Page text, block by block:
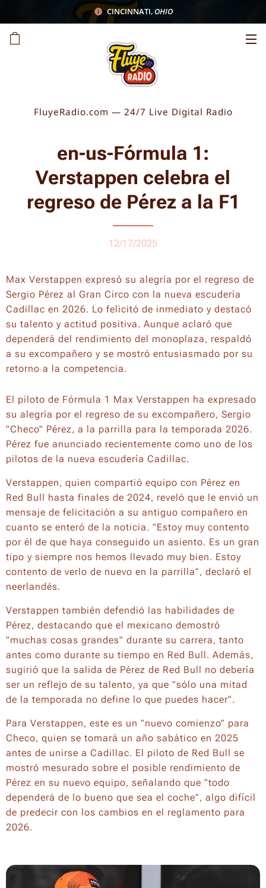
CINCINNATI,OHIO
FluyeRadio.com — 24/7 Live Digital Radio
en-us-Fórmula 1:
Verstappen celebra el
regreso de Pérez a la F1
12/17/2025
Max Verstappen expresó su alegría por el regreso de
Sergio Pérez al Gran Circo con la nueva escudería
Cadillac en 2026. Lo felicitó de inmediato y destacó
su talento y actitud positiva. Aunque aclaró que
dependerá del rendimiento del monoplaza, respaldó
a su excompañero y se mostró entusiasmado por su
retorno a la competencia.
El piloto de Fórmula 1 Max Verstappen ha expresado
su alegría por el regreso de su excompañero, Sergio
"Checo" Pérez, a la parrilla para la temporada 2026.
Pérez fue anunciado recientemente como uno de los
pilotos de la nueva escudería Cadillac.
Verstappen, quien compartió equipo con Pérez en
Red Bull hasta finales de 2024, reveló que le envió un
mensaje de felicitación a su antiguo compañero en
cuanto se enteró de la noticia. "Estoy muy contento
por él de que haya conseguido un asiento. Es un gran
tipo y siempre nos hemos llevado muy bien. Estoy
contento de verlo de nuevo en la parrilla", declaró el
neerlandés.
Verstappen también defendió las habilidades de
Pérez, destacando que el mexicano demostró
"muchas cosas grandes" durante su carrera, tanto
antes como durante su tiempo en Red Bull. Además,
sugirió que la salida de Pérez de Red Bull no debería
ser un reflejo de su talento, ya que "sólo una mitad
de la temporada no define lo que puedes hacer".
Para Verstappen, este es un "nuevo comienzo" para
Checo, quien se tomará un año sabático en 2025
antes de unirse a Cadillac. El piloto de Red Bull se
mostró mesurado sobre el posible rendimiento de
Pérez en su nuevo equipo, señalando que "todo
dependerá de lo bueno que sea el coche", algo difícil
de predecir con los cambios en el reglamento para
2026.